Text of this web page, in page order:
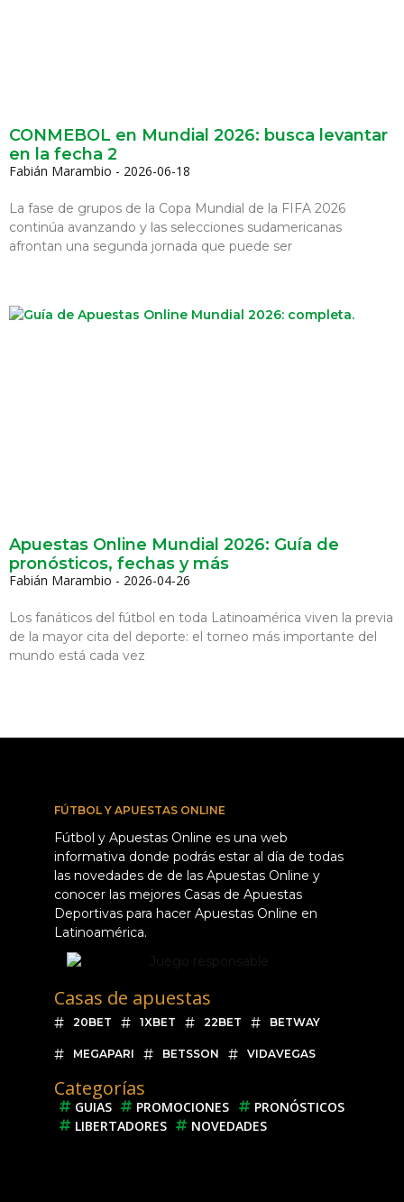
CONMEBOL en Mundial 2026: busca levantar
en la fecha 2
Fabián Marambio 2026-06-18
La fase de grupos de la Copa Mundial de la FIFA 2026
continúa avanzando y las selecciones sudamericanas
afrontan una segunda jornada que puede ser
Apuestas Online Mundial 2026: Guía de
pronósticos, fechas y más
Fabián Marambio 2026-04-26
Los fanáticos del fútbol en toda Latinoamérica viven la previa
de la mayor cita del deporte: el torneo más importante del
mundo está cada vez
FÚTBOL Y APUESTAS ONLINE
Fútbol y Apuestas Online es una web
informativa donde podrás estar al día de todas
las novedades de de las Apuestas Online y
conocer las mejores Casas de Apuestas
Deportivas para hacer Apuestas Online en
Latinoamérica.
Casas de apuestas
20BET 1XBET 22BET BETWAY
MEGAPARI BETSSON VIDAVEGAS
Categorías
GUIAS PROMOCIONES
PRONÓSTICOS
LIBERTADORES
NOVEDADES